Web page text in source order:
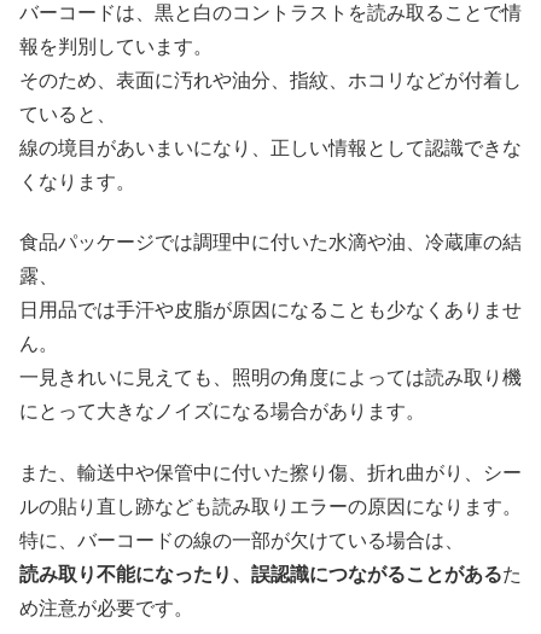
バーコードは、黒と白のコントラストを読み取ることで情
報を判別しています。
そのため、表面に汚れや油分、指紋、ホコリなどが付着し
ていると、
線の境目があいまいになり、正しい情報として認識できな
くなります。
食品パッケージでは調理中に付いた水滴や油、冷蔵庫の結
露、
日用品では手汗や皮脂が原因になることも少なくありませ
ん。
一見きれいに見えても、照明の角度によっては読み取り機
にとって大きなノイズになる場合があります。
また、輸送中や保管中に付いた擦り傷、折れ曲がり、シー
ルの貼り直し跡なども読み取りエラーの原因になります。
特に、バーコードの線の一部が欠けている場合は、
読み取り不能になったり、誤認識につながることがあるた
め注意が必要です。